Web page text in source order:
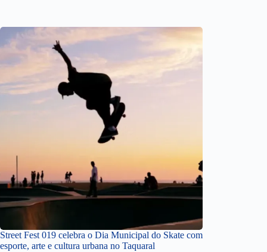
Street Fest 019 celebra o Dia Municipal do Skate com
esporte, arte e cultura urbana no Taquaral